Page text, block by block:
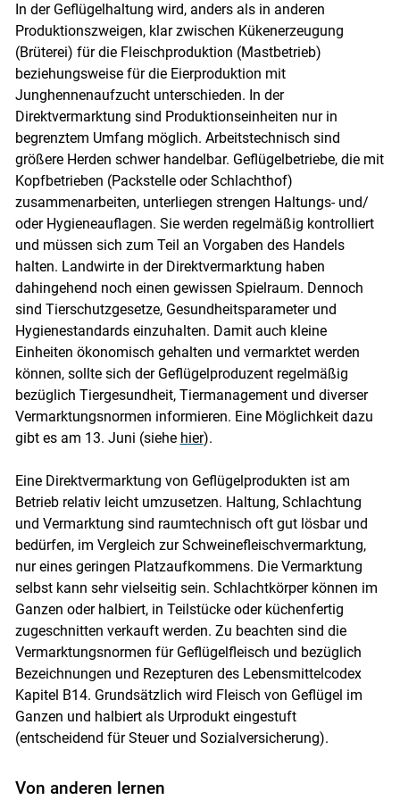
Skip to main content
In der Geflügelhaltung wird, anders als in anderen
Produktionszweigen, klar zwischen Kükenerzeugung
(Brüterei) für die Fleischproduktion (Mastbetrieb)
beziehungsweise für die Eierproduktion mit
Junghennenaufzucht unterschieden. In der
Direktvermarktung sind Produktionseinheiten nur in
begrenztem Umfang möglich. Arbeitstechnisch sind
größere Herden schwer handelbar. Geflügelbetriebe, die mit
Kopfbetrieben (Packstelle oder Schlachthof)
zusammenarbeiten, unterliegen strengen Haltungs- und/​
oder Hygieneauflagen. Sie werden regelmäßig kontrolliert
und müssen sich zum Teil an Vorgaben des Handels
halten. Landwirte in der Direktvermarktung haben
dahingehend noch einen gewissen Spielraum. Dennoch
sind Tierschutzgesetze, Gesundheitsparameter und
Hygienestandards einzuhalten. Damit auch kleine
Einheiten ökonomisch gehalten und vermarktet werden
können, sollte sich der Geflügelproduzent regelmäßig
bezüglich Tiergesundheit, Tiermanagement und diverser
Vermarktungsnormen informieren. Eine Möglichkeit dazu
gibt es am 13. Juni (siehe hier).
Eine Direktvermarktung von Geflügelprodukten ist am
Betrieb relativ leicht umzusetzen. Haltung, Schlachtung
und Vermarktung sind raumtechnisch oft gut lösbar und
bedürfen, im Vergleich zur Schweinefleischvermarktung,
nur eines geringen Platzaufkommens. Die Vermarktung
selbst kann sehr vielseitig sein. Schlachtkörper können im
Ganzen oder halbiert, in Teilstücke oder küchenfertig
zugeschnitten verkauft werden. Zu beachten sind die
Vermarktungsnormen für Geflügelfleisch und bezüglich
Bezeichnungen und Rezepturen des Lebensmittelcodex
Kapitel B14. Grundsätzlich wird Fleisch von Geflügel im
Ganzen und halbiert als Urprodukt eingestuft
(entscheidend für Steuer und Sozialversicherung).
Von anderen lernen